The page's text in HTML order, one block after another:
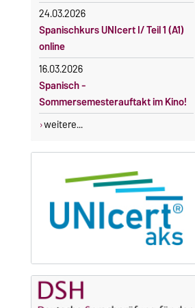
24.03.2026
Spanischkurs UNIcert I/ Teil 1 (A1)
online
16.03.2026
Spanisch -
Sommersemesterauftakt im Kino!
weitere...